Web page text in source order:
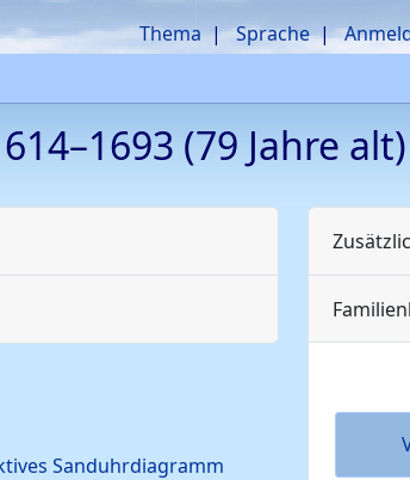
Thema Sprache
–1693 (79 Jahre alt)
Sanduhrdiagramm